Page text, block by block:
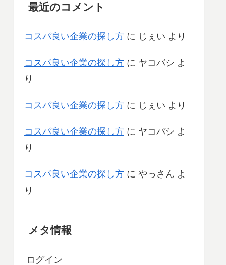
最近のコメント
コスパ良い企業の探し方 に じぇい より
コスパ良い企業の探し方 に ヤコバシ よ
り
コスパ良い企業の探し方 に じぇい より
コスパ良い企業の探し方 に ヤコバシ よ
り
コスパ良い企業の探し方 に やっさん よ
り
メタ情報
ログイン